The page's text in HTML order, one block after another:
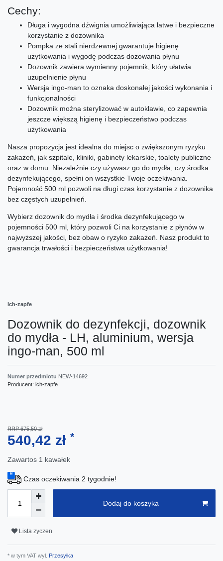
Cechy:
Długa i wygodna dźwignia umożliwiająca łatwe i bezpieczne
korzystanie z dozownika
Pompka ze stali nierdzewnej gwarantuje higienę
użytkowania i wygodę podczas dozowania płynu
Dozownik zawiera wymienny pojemnik, który ułatwia
uzupełnienie płynu
Wersja ingo-man to oznaka doskonałej jakości wykonania i
funkcjonalności
Dozownik można sterylizować w autoklawie, co zapewnia
jeszcze większą higienę i bezpieczeństwo podczas
użytkowania
Nasza propozycja jest idealna do miejsc o zwiększonym ryzyku
zakażeń, jak szpitale, kliniki, gabinety lekarskie, toalety publiczne
oraz w domu. Niezależnie czy używasz go do mydła, czy środka
dezynfekującego, spełni on wszystkie Twoje oczekiwania.
Pojemność 500 ml pozwoli na długi czas korzystanie z dozownika
bez częstych uzupełnień.
Wybierz dozownik do mydła i środka dezynfekującego w
pojemności 500 ml, który pozwoli Ci na korzystanie z płynów w
najwyższej jakości, bez obaw o ryzyko zakażeń. Nasz produkt to
gwarancja trwałości i bezpieczeństwa użytkowania!
Ich-zapfe
Dozownik do dezynfekcji, dozownik
do mydła - LH, aluminium, wersja
ingo-man, 500 ml
Numer przedmiotu NEW-14692
Producent: ich-zapfe
RRP 675,50 zł
540,42 zł *
Zawartos 1 kawałek
Czas oczekiwania 2 tygodnie!
Dodaj do koszyka
Lista zyczen
* w tym VAT wyl. Przesyłka